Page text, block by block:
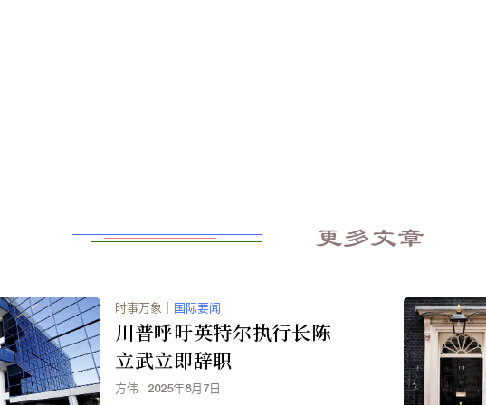
更多文章
时事万象 ｜ 国际要闻
川普呼吁英特尔执行长陈
立武立即辞职
方伟 2025年8月7日